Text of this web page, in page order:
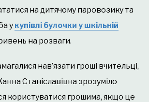
на дитячому паровозику та
у купівлі булочки у шкільній
на розваги.
нав’язати гроші вчительці,
Станіславівна зрозуміло
користуватися грошима, якщо це